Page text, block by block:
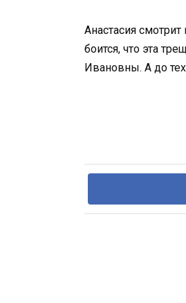
Анастасия
боится, что эта
Ивановны. А до